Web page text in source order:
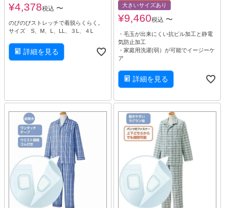
¥4,378税込 〜
のびのびストレッチで着脱らくらく。
サイズ S、M、L、LL、３L、４L
詳細を見る
大きいサイズあり
¥9,460税込 〜
・毛玉が出来にくい抗ピル加工と静電
気防止加工
・家庭用洗濯(弱）が可能でイージーケ
ア
詳細を見る